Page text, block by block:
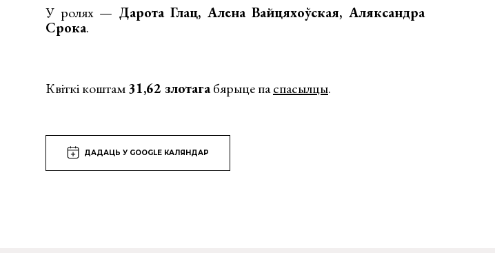
У ролях — Дарота Глац, Алена Вайцяхоўская, Аляксандра
Срока.
Квіткі коштам31,62 злотагабярыце паспасылцы.
ДАДАЦЬ У GOOGLE КАЛЯНДАР